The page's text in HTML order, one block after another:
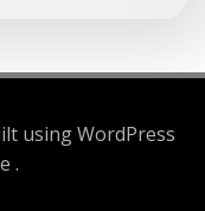
using WordPress
.